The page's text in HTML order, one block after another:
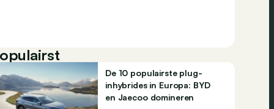
De 10 populairste plug-
inhybrides in Europa: BYD
en Jaecoo domineren